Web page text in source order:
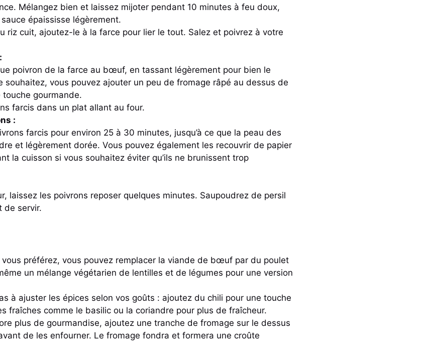
Mélangez bien et laissez mijoter pendant 10 minutes à feu doux,
sauce épaississe légèrement.
riz cuit, ajoutez-le à la farce pour lier le tout. Salez et poivrez à votre
poivron de la farce au bœuf, en tassant légèrement pour bien le
souhaitez, vous pouvez ajouter un peu de fromage râpé au dessus de
gourmande.
farcis dans un plat allant au four.
:
farcis pour environ 25 à 30 minutes, jusqu’à ce que la peau des
et légèrement dorée. Vous pouvez également les recouvrir de papier
la cuisson si vous souhaitez éviter qu’ils ne brunissent trop
laissez les poivrons reposer quelques minutes. Saupoudrez de persil
de servir.
vous préférez, vous pouvez remplacer la viande de bœuf par du poulet
un mélange végétarien de lentilles et de légumes pour une version
à ajuster les épices selon vos goûts : ajoutez du chili pour une touche
fraîches comme le basilic ou la coriandre pour plus de fraîcheur.
plus de gourmandise, ajoutez une tranche de fromage sur le dessus
de les enfourner. Le fromage fondra et formera une croûte